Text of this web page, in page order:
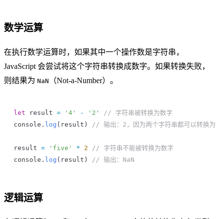
数学运算
在执行数学运算时，如果其中一个操作数是字符串，
JavaScript 会尝试将这个字符串转换成数字。如果转换失败，
则结果为 NaN （Not-a-Number）。
let result = '4' - '2'
// 字符串被转换为数字
console . log ( result ) // 输出：2，因为两个字符串都可以转换为
result = 'five' * 2 // 字符串不能被转换为数字
console . log ( result ) // 输出：NaN
逻辑运算